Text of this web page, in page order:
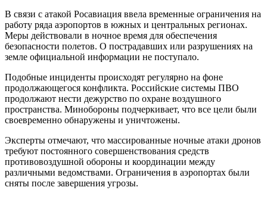
В связи с атакой Росавиация ввела временные ограничения на
работу ряда аэропортов в южных и центральных регионах.
Меры действовали в ночное время для обеспечения
безопасности полетов. О пострадавших или разрушениях на
земле официальной информации не поступало.
Подобные инциденты происходят регулярно на фоне
продолжающегося конфликта. Российские системы ПВО
продолжают нести дежурство по охране воздушного
пространства. Минобороны подчеркивает, что все цели были
своевременно обнаружены и уничтожены.
Эксперты отмечают, что массированные ночные атаки дронов
требуют постоянного совершенствования средств
противовоздушной обороны и координации между
различными ведомствами. Ограничения в аэропортах были
сняты после завершения угрозы.